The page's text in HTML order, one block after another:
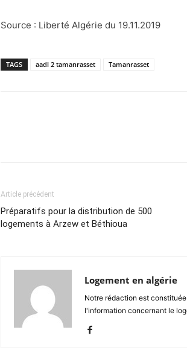
Source : Liberté Algérie du 19.11.2019
TAGS aadl 2 tamanrasset Tamanrasset
Article précédent
Préparatifs pour la distribution de 500
logements à Arzew et Béthioua
Logement en algérie
Notre rédaction est
l'information concernant le